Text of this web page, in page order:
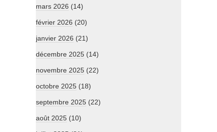
mars 2026 (14)
février 2026 (20)
janvier 2026 (21)
décembre 2025 (14)
novembre 2025 (22)
octobre 2025 (18)
septembre 2025 (22)
août 2025 (10)